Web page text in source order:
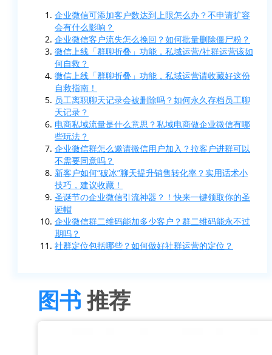
企业微信可添加客户数达到上限怎么办？不申请扩容
会有什么影响？
企业微信客户流失怎么挽回？如何批量删除僵尸粉？
微信上线「群聊折叠」功能，私域运营/社群运营该如
何自救？
微信上线「群聊折叠」功能，私域运营请收藏好这份
自救指南！
员工离职聊天记录会被删除吗？如何永久存档员工聊
天记录？
电商私域流量是什么意思？私域电商做企业微信有哪
些玩法？
企业微信群怎么邀请微信用户加入？拉客户进群可以
不需要同意吗？
新客户如何“破冰”聊天提升销售转化率？实用话术小
技巧，建议收藏！
圣诞节の企业微信引流神器？！快来一键领取你的圣
诞帽
企业微信群二维码能加多少客户？群二维码能永不过
期吗？
社群定位包括哪些？如何做好社群运营的定位？
图书推荐